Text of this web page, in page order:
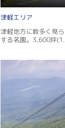
津軽
津軽地方に数多く見
する名園。3,600坪